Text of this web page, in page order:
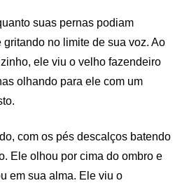
suas pernas podiam
no limite de sua voz. Ao
ele viu o velho fazendeiro
olhando para ele com um
com os pés descalços batendo
Ele olhou por cima do ombro e
em sua alma. Ele viu o